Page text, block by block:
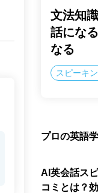
文法知
話にな
なる
スピーキ
プロの英語
AI英会話ス
コミとは？